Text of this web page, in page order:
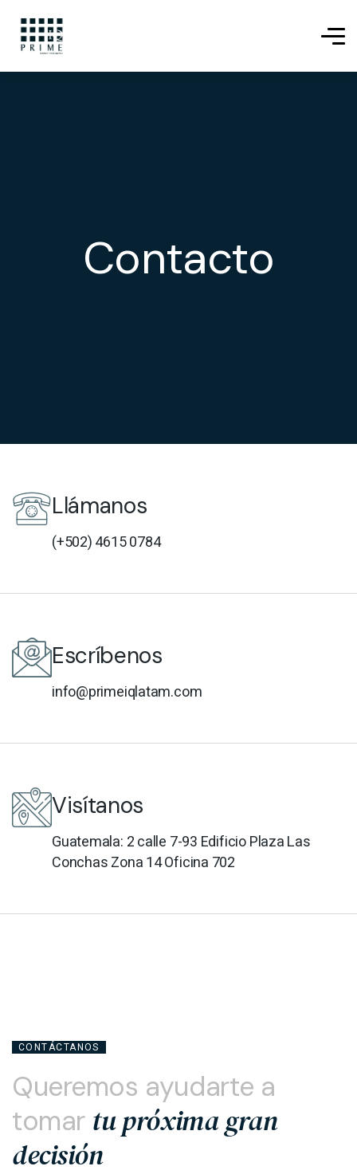
Contacto
Llámanos
(+502) 4615 0784
Escríbenos
info@primeiqlatam.com
Visítanos
Guatemala: 2 calle 7-93 Edificio Plaza Las
Conchas Zona 14 Oficina 702
CONTÁCTANOS
Queremos ayudarte a
tomar tu próxima gran
decisión